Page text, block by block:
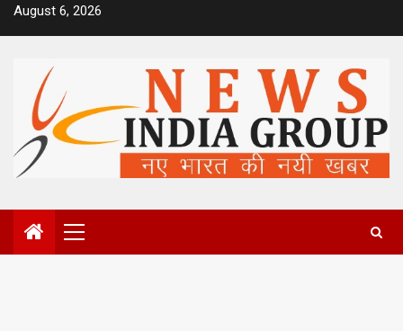
SkipAugust 6, 2026
Primary
Menu